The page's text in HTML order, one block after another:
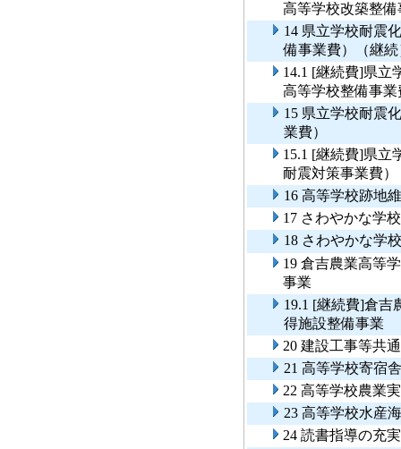
高等学校改築整
14 県立学校耐震
備事業費）（継続
14.1 [継続費]県立
高等学校整備事業
15 県立学校耐震
業費）
15.1 [継続費]県立
耐震対策事業費）
16 高等学校跡地
17 さわやかな学
18 さわやかな学
19 倉吉農業高等
事業
19.1 [継続費]倉吉
得施設整備事業
20 建設工事等共
21 高等学校寄宿
22 高等学校農業
23 高等学校水産
24 読書指導の充